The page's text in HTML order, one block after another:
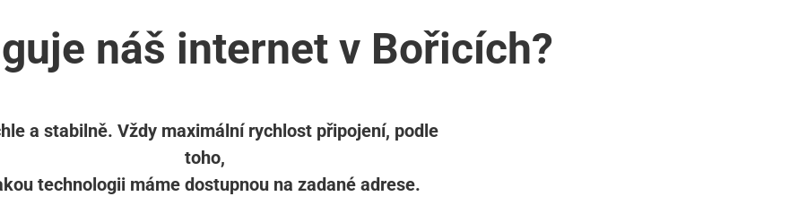
náš internet v Bořicích?
a stabilně. Vždy maximální rychlost připojení, podle
toho,
technologii máme dostupnou na zadané adrese.